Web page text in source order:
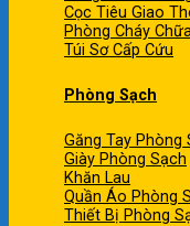
Cọc Tiêu Giao
Phòng Cháy
Túi Sơ Cấp Cứu
Phòng Sạch
Găng Tay Phòng
Giày Phòng Sạch
Khăn Lau
Quần Áo Phòng
Thiết Bị Phòng